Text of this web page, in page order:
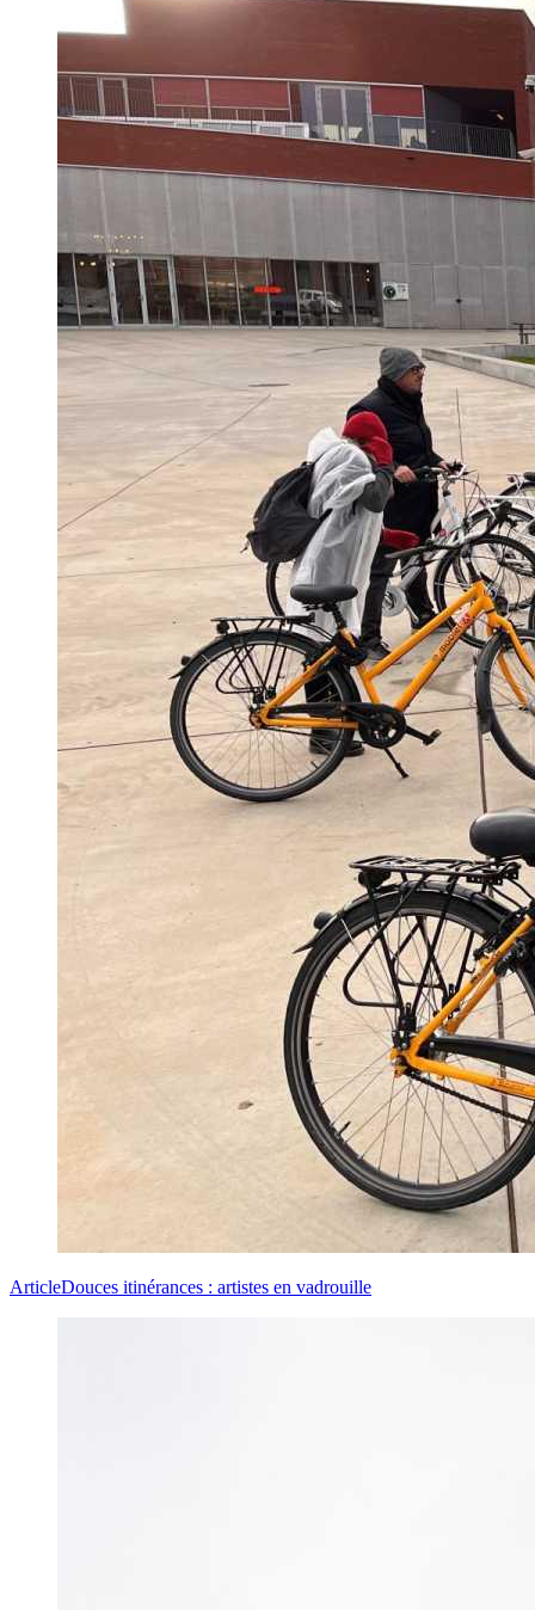
ArticleDouces itinérances : artistes en vadrouille